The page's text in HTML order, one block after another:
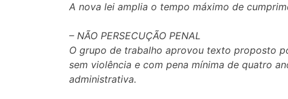
A nova lei amplia o tempo máximo de
– NÃO PERSECUÇÃO PENAL
O grupo de trabalho aprovou texto proposto
sem violência e com pena mínima de quatro
administrativa.